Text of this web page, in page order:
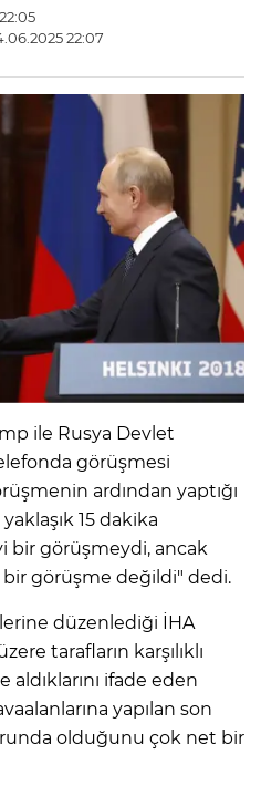
22:07
ile Rusya Devlet
görüşmesi
ardından yaptığı
15 dakika
bir görüşmeydi, ancak
bir görüşme değildi" dedi.
düzenlediği İHA
tarafların karşılıklı
aldıklarını ifade eden
yapılan son
olduğunu çok net bir